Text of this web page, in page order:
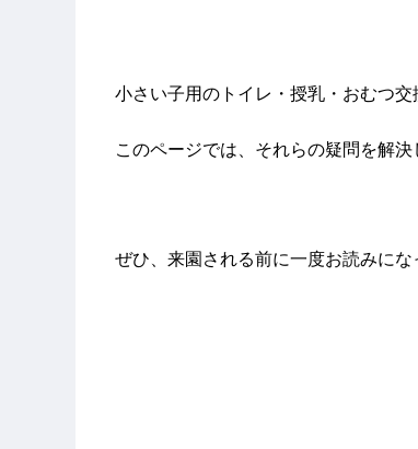
小さい子用のトイレ・授乳・おむつ
このページでは、それらの疑問を解決
ぜひ、来園される前に一度お読みに